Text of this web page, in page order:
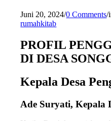
Juni 20, 2024/0 Comments/
rumahkitab
PROFIL
DI DESA
Kepala Desa
Ade Suryati, Kepala